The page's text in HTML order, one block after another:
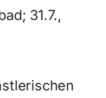
31.7.,